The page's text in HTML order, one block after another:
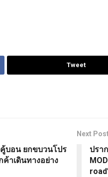
Tweet
บอน ยกขบวนโปร
าเดินทางอย่าง
Next Post
ปรา